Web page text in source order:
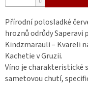
Přírodní polosladké
hroznů odrůdy Saperavi
Kindzmarauli – Kvareli
Kachetie v Gruzii.
Víno je charakteristické
sametovou chutí,